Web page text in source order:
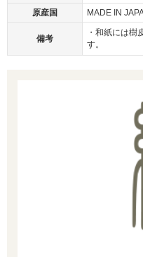
原産国 MADE IN
備考
・和紙には樹
す。